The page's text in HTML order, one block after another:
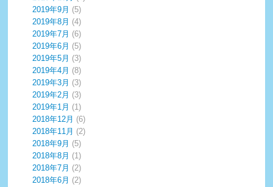
2019年9月 (5)
2019年8月 (4)
2019年7月 (6)
2019年6月 (5)
2019年5月 (3)
2019年4月 (8)
2019年3月 (3)
2019年2月 (3)
2019年1月 (1)
2018年12月 (6)
2018年11月 (2)
2018年9月 (5)
2018年8月 (1)
2018年7月 (2)
2018年6月 (2)